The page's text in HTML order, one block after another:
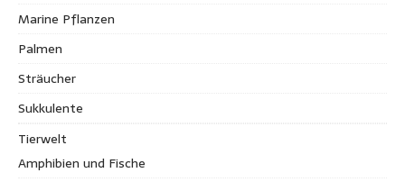
Marine Pflanzen
Palmen
Sträucher
Sukkulente
Tierwelt
Amphibien und Fische